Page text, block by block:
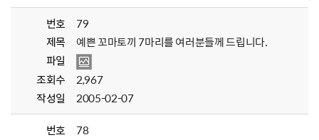
번호
79
제목
예쁜 꼬마토끼 7마리를 여러분들께 드립니다.
파일
조회수
2,967
작성일
2005-02-07
번호
78